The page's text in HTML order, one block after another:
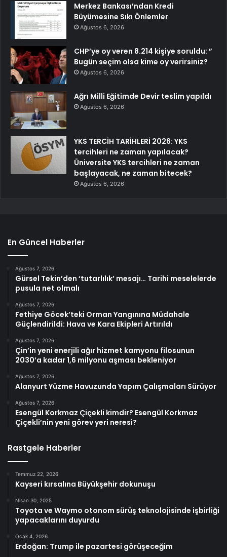
Merkez Bankası’ndan Kredi
Büyümesine Sıkı Önlemler
Ağustos 6, 2026
CHP’ye oy veren 8.214 kişiye soruldu: ”
Bugün seçim olsa kime oy verirsiniz?
Ağustos 6, 2026
Ağrı Milli Eğitimde Devir teslim yapıldı
Ağustos 6, 2026
YKS TERCİH TARİHLERİ 2026: YKS
tercihleri ne zaman yapılacak?
Üniversite YKS tercihleri ne zaman
başlayacak, ne zaman bitecek?
Ağustos 6, 2026
En Güncel Haberler
Ağustos 7, 2026
Gürsel Tekin’den ‘tutarlılık’ mesajı… Tarihi meselelerde
pusula net olmalı
Ağustos 7, 2026
Fethiye Göcek’teki Orman Yangınına Müdahale
Güçlendirildi: Hava ve Kara Ekipleri Artırıldı
Ağustos 7, 2026
Çin’in yeni enerjili ağır hizmet kamyonu filosunun
2030’a kadar 1,6 milyonu aşması bekleniyor
Ağustos 7, 2026
Alanyurt Yüzme Havuzunda Yapım Çalışmaları Sürüyor
Ağustos 7, 2026
Esengül Korkmaz Çiçekli kimdir? Esengül Korkmaz
Çiçekli’nin yeni görev yeri neresi?
Rastgele Haberler
Temmuz 22, 2026
Kayseri kırsalına Büyükşehir dokunuşu
Nisan 30, 2025
Toyota ve Waymo otonom sürüş teknolojisinde işbirliği
yapacaklarını duyurdu
Ocak 4, 2026
Erdoğan: Trump ile pazartesi görüşeceğim